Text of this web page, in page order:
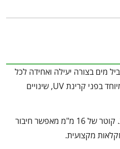
להוביל מים בצורה יעילה ואחידה לכל
נקודה בגינה, ומבטיח זרימה חלקה לאורך שנים רבות. הודות לחומרי הגלם האיכותיים מהם הוא עשוי – הצינור עמיד במיוחד בפני קרינת UV, שינויים
בניגוד לצינורות בדרגות נמוכות יותר, צינור דרג 4 שומר על גמישות גם בחשיפה ממושכת לשמש, ואינו נסדק או מתעוות. קוטר של 16 מ"מ מאפשר חיבור
מקצועית.